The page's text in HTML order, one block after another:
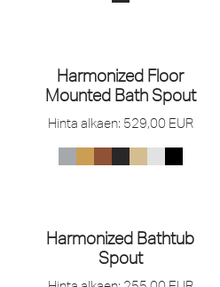
Harmonized Floor
Mounted Bath Spout
Hinta alkaen: 529,00 EUR
Harmonized Bathtub
Spout